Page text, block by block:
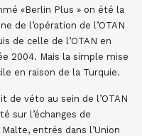
«Berlin Plus » on été la
de l’opération de l’OTAN
de celle de l’OTAN en
2004. Mais la simple mise
en raison de la Turquie.
de véto au sein de l’OTAN
sur l’échanges de
entrés dans l’Union